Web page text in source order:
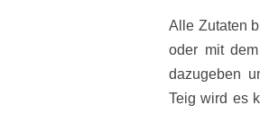
Alle Zutaten
oder mit
dazugeben
Teig wird es